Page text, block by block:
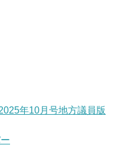
年10月号地方議員版